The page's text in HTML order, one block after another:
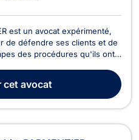
est un avocat expérimenté,
de défendre ses clients et de
des procédures qu'ils ont à
cet avocat